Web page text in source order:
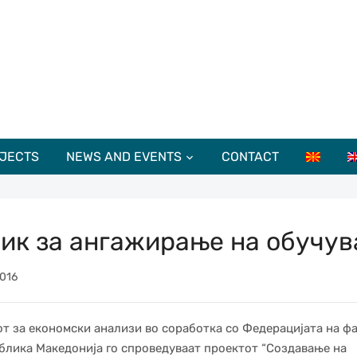
NEWS AND EVENTS CONTACT
за ангажирање на
за економски анализи во соработка со Федерацијата на
Македонија го спроведуваат проектот “Создавање на